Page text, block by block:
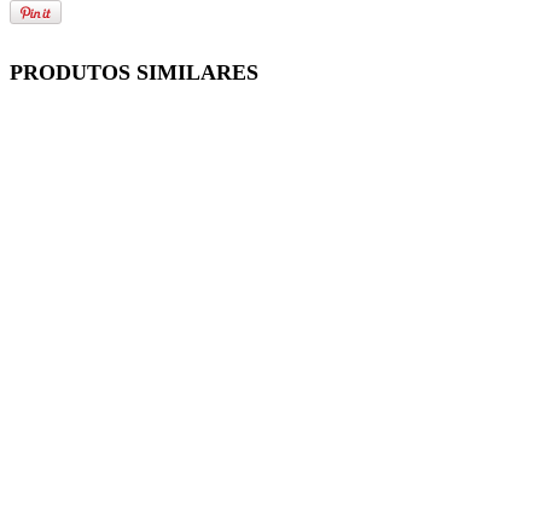
PRODUTOS SIMILARES